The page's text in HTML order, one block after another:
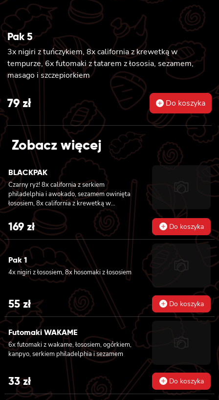
Pak 5
3x nigiri z tuńczykiem, 8x california z krewetką w
tempurze, 6x futomaki z tatarem z łososia, sezamem,
masago i szczepiorkiem
79zł Do koszyka
Zobacz więcej
BLACKPAK
Czarny ryż! 8x california z serkiem
philadelphia i awokado, sezamem owinięta
łososiem, 8x california z krewetką w
tempurze, ogórkiem i majonezem lekko
pikantnym, masago i sezamem owinięta
łososiem, 12x futomaki z łososiem
pieczonym, serkiem philadelphia, sosem
teriyaki, sezamem, awokado, ogórkiem i
kanpyo 8x california z łososiem i awokado,
serkiem philadelphia, masago, sezam, 8x
hosomaki z łososiem
169 zł Do koszyka
Pak 1
4x nigiri z łososiem, 8x hosomaki z łososiem
55zł Do koszyka
Futomaki WAKAME
6x futomaki z wakame, łososiem, ogórkiem,
kanpyo, serkiem philadelphia i sezamem
33zł Do koszyka